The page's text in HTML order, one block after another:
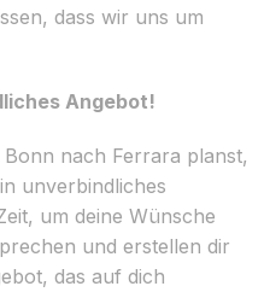
dass wir uns um
Angebot!
nach Ferrara planst,
unverbindliches
um deine Wünsche
und erstellen dir
das auf dich